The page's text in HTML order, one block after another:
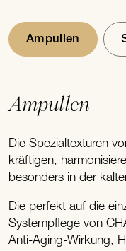
Ampullen
Ampullen
Die Spezialtexturen
kräftigen,
besonders in der
Die perfekt auf die
Systempflege von
Anti-Aging-Wirkung,